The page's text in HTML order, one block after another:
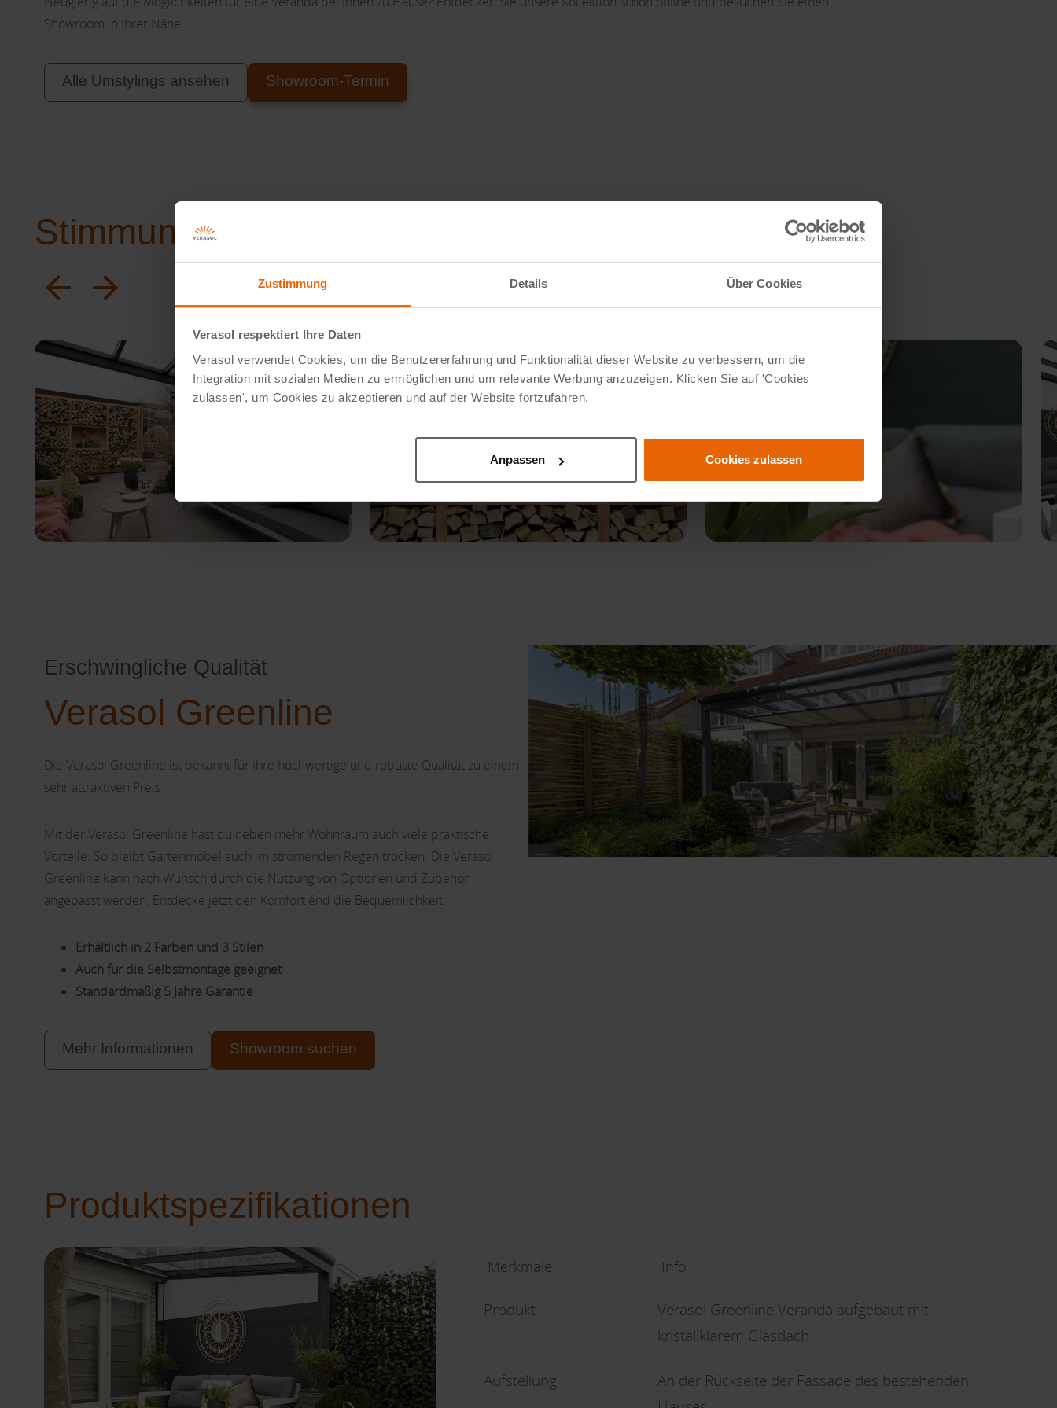
Zustimmung Details Über Cookies
Verasol respektiert Ihre Daten
Verasol verwendet Cookies, um die Benutzererfahrung und Funktionalität dieser Website zu verbessern, um die
Integration mit sozialen Medien zu ermöglichen und um relevante Werbung anzuzeigen. Klicken Sie auf 'Cookies
zulassen', um Cookies zu akzeptieren und auf der Website fortzufahren.
Anpassen Cookies zulassen
Showroom in Ihrer Nähe.
Alle Umstylings ansehen Showroom-Termin
Stimmungseindruck
Erschwingliche Qualität
Verasol Greenline
Die Verasol Greenline ist bekannt für ihre hochwertige und robuste Qualität zu einem
sehr attraktiven Preis.
Mit der Verasol Greenline hast du neben mehr Wohnraum auch viele praktische
Vorteile. So bleibt Gartenmöbel auch im strömenden Regen trocken. Die Verasol
Greenline kann nach Wunsch durch die Nutzung von Optionen und Zubehör
angepasst werden. Entdecke jetzt den Komfort énd die Bequemlichkeit.
Erhältlich in 2 Farben und 3 Stilen
Auch für die Selbstmontage geeignet
Standardmäßig 5 Jahre Garantie
Mehr Informationen Showroom suchen
Produktspezifikationen
Merkmale Info
Produkt
Verasol Greenline Veranda aufgebaut mit
kristallklarem Glasdach
Aufstellung
An der Rückseite der Fassade des bestehenden